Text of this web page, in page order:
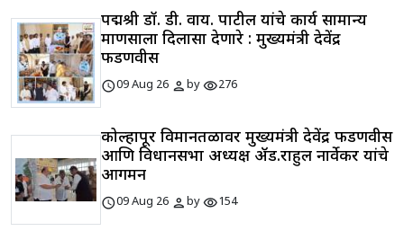
पद्मश्री डॉ. डी. वाय. पाटील यांचे कार्य सामान्य
माणसाला दिलासा देणारे : मुख्यमंत्री देवेंद्र
फडणवीस
schedule09 Aug 26 personbyvisibility276
कोल्हापूर विमानतळावर मुख्यमंत्री देवेंद्र फडणवीस
आणि विधानसभा अध्यक्ष ॲड.राहुल नार्वेकर यांचे
आगमन
schedule09 Aug 26 personbyvisibility154